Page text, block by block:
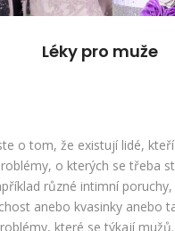
Léky pro muže
o tom, že existují lidé,
o kterých se třeba
různé intimní
anebo kvasinky anebo
které se týkají